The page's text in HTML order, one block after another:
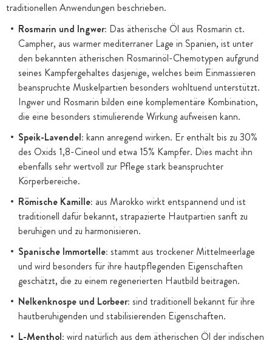
traditionellen Anwendungen beschrieben.
Rosmarin und Ingwer: Das ätherische Öl aus Rosmarin ct.
Campher, aus warmer mediterraner Lage in Spanien, ist unter
den bekannten ätherischen Rosmarinöl-Chemotypen aufgrund
seines Kampfergehaltes dasjenige, welches beim Einmassieren
beanspruchte Muskelpartien besonders wohltuend unterstützt.
Ingwer und Rosmarin bilden eine komplementäre Kombination,
die eine besonders stimulierende Wirkung aufweisen kann.
Speik-Lavendel: kann anregend wirken. Er enthält bis zu 30%
des Oxids 1,8-Cineol und etwa 15% Kampfer. Dies macht ihn
ebenfalls sehr wertvoll zur Pflege stark beanspruchter
Körperbereiche.
Römische Kamille: aus Marokko wirkt entspannend und ist
traditionell dafür bekannt, strapazierte Hautpartien sanft zu
beruhigen und zu harmonisieren.
Spanische Immortelle: stammt aus trockener Mittelmeerlage
und wird besonders für ihre hautpflegenden Eigenschaften
geschätzt, die zu einem regenerierten Hautbild beitragen.
Nelkenknospe und Lorbeer: sind traditionell bekannt für ihre
hautberuhigenden und stabilisierenden Eigenschaften.
L-Menthol: wird natürlich aus dem ätherischen Öl der indischen